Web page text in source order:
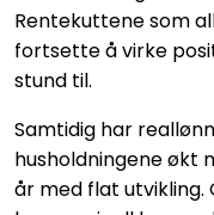
Rentekuttene som
fortsette å virke
stund til.
Samtidig har
husholdningene økt
år med flat